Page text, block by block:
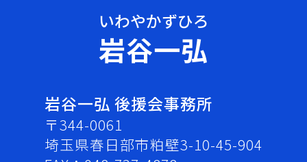
岩谷一弘
岩谷一弘 後援会事務所
〒344-0061
埼玉県春日部市粕壁3-10-45-904